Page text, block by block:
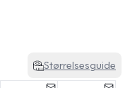
Størrelsesguide